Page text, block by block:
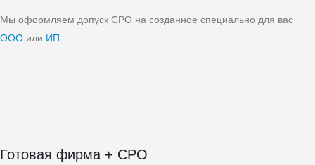
Мы оформляем допуск СРО на созданное специально для вас
ООО или ИП
Готовая фирма + СРО